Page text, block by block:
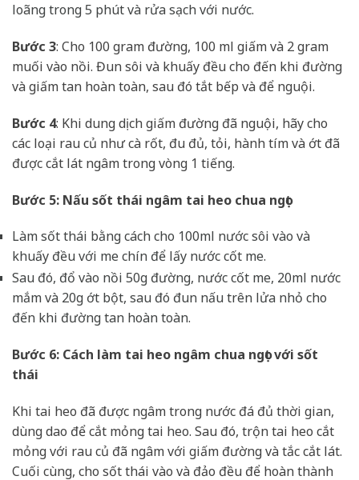
loãng trong 5 phút và rửa sạch với nước.
Bước 3: Cho 100 gram đường, 100 ml giấm và 2 gram
muối vào nồi. Đun sôi và khuấy đều cho đến khi đường
và giấm tan hoàn toàn, sau đó tắt bếp và để nguội.
Bước 4: Khi dung dịch giấm đường đã nguội, hãy cho
các loại rau củ như cà rốt, đu đủ, tỏi, hành tím và ớt đã
được cắt lát ngâm trong vòng 1 tiếng.
Bước 5: Nấu sốt thái ngâm tai heo chua ngọt
Làm sốt thái bằng cách cho 100ml nước sôi vào và
khuấy đều với me chín để lấy nước cốt me.
Sau đó, đổ vào nồi 50g đường, nước cốt me, 20ml nước
mắm và 20g ớt bột, sau đó đun nấu trên lửa nhỏ cho
đến khi đường tan hoàn toàn.
Bước 6: Cách làm tai heo ngâm chua ngọt với sốt
thái
Khi tai heo đã được ngâm trong nước đá đủ thời gian,
dùng dao để cắt mỏng tai heo. Sau đó, trộn tai heo cắt
mỏng với rau củ đã ngâm với giấm đường và tắc cắt lát.
Cuối cùng, cho sốt thái vào và đảo đều để hoàn thành